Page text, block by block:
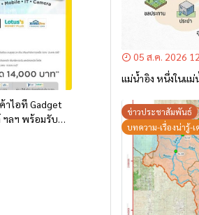
ไอที Gadget
ลฯ พร้อมรับ
05 ส.ค. 2026
แม่น้ำอิง หนึ่งในแ
ข่าวประชาสัมพันธ์
บทความ-เรื่องน่ารู้-